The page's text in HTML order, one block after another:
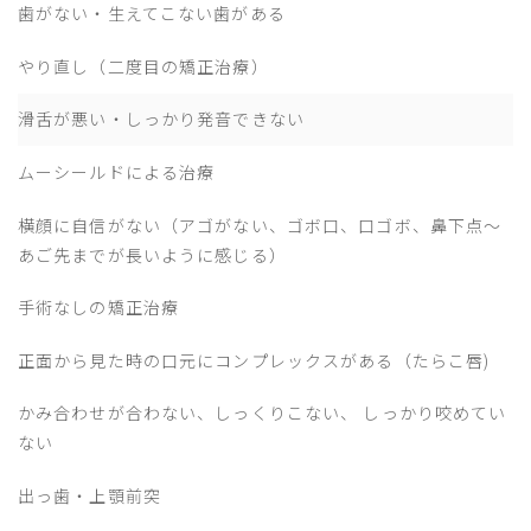
歯がない・生えてこない歯がある
やり直し（二度目の矯正治療）
滑舌が悪い・しっかり発音できない
ムーシールドによる治療
横顔に自信がない（アゴがない、ゴボ口、口ゴボ、鼻下点～
あご先までが長いように感じる）
手術なしの矯正治療
正面から見た時の口元にコンプレックスがある（たらこ唇)
かみ合わせが合わない、しっくりこない、 しっかり咬めてい
ない
出っ歯・上顎前突